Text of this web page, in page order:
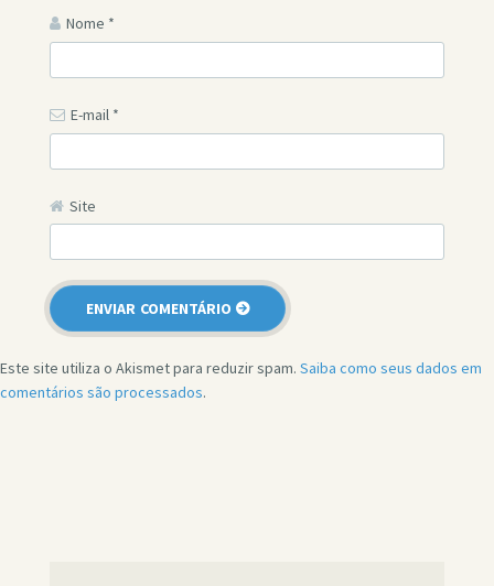
Nome *
E-mail *
Site
Este site utiliza o Akismet para reduzir spam. Saiba como seus dados em
comentários são processados.